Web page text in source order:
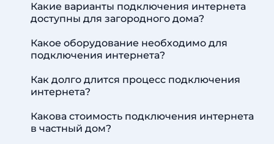
Какие варианты подключения интернета
доступны для загородного дома?
Какое оборудование необходимо для
подключения интернета?
Как долго длится процесс подключения
интернета?
Какова стоимость подключения интернета
в частный дом?